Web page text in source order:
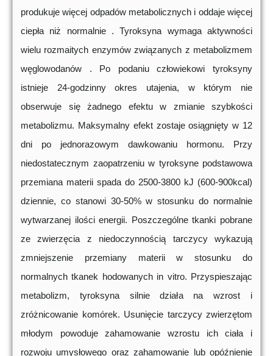
produkuje więcej odpadów metabolicznych i oddaje więcej
ciepła niż normalnie . Tyroksyna wymaga aktywności
wielu rozmaitych enzymów związanych z metabolizmem
węglowodanów . Po podaniu człowiekowi tyroksyny
istnieje 24-godzinny okres utajenia, w którym nie
obserwuje się żadnego efektu w zmianie szybkości
metabolizmu. Maksymalny efekt zostaje osiągnięty w 12
dni po jednorazowym dawkowaniu hormonu. Przy
niedostatecznym zaopatrzeniu w tyroksyne podstawowa
przemiana materii spada do 2500-3800 kJ (600-900kcal)
dziennie, co stanowi 30-50% w stosunku do normalnie
wytwarzanej ilości energii. Poszczególne tkanki pobrane
ze zwierzęcia z niedoczynnością tarczycy wykazują
zmniejszenie przemiany materii w stosunku do
normalnych tkanek hodowanych in vitro. Przyspieszając
metabolizm, tyroksyna silnie działa na wzrost i
zróżnicowanie komórek. Usunięcie tarczycy zwierzętom
młodym powoduje zahamowanie wzrostu ich ciała i
rozwoju umysłowego oraz zahamowanie lub opóźnienie